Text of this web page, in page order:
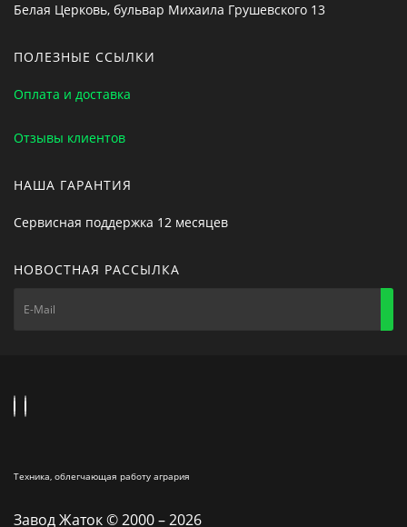
Белая Церковь, бульвар Михаила Грушевского 13
ПОЛЕЗНЫЕ ССЫЛКИ
Оплата и доставка
Отзывы клиентов
НАША ГАРАНТИЯ
Сервисная поддержка 12 месяцев
НОВОСТНАЯ РАССЫЛКА
Техника, облегчающая работу агрария
Завод Жаток © 2000 – 2026